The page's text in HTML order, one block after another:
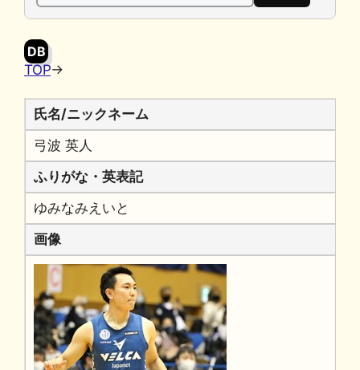
o y
n
DB
TOP→
氏名/ニックネーム
弓波 英人
ふりがな・英表記
ゆみなみえいと
画像